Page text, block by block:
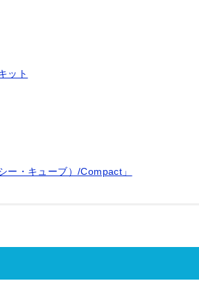
ット
ー・キューブ）/Compact」